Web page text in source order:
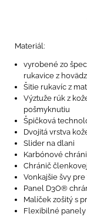
Materiál:
vyrobené zo
rukavice z
Šitie rukavíc z
Výztuže rúk z
pošmyknutiu
Špičková
Dvojitá vrstva
Slider na dlani
Karbónové
Chránič
Vonkajšie švy
Panel D3O®
Malíček zošitý s
Flexibilné